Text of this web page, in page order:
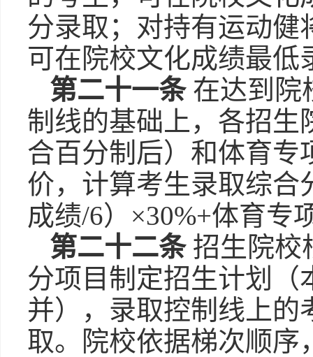
分录取；对持有运动健
可在院校文化成绩最低
第二十一条在达到院
制线的基础上，各招生
合百分制后）和体育专
价，计算考生录取综合
成绩/6）×30%+体育专
第二十二条招生院校
分项目制定招生计划（
并），录取控制线上的
取。院校依据梯次顺序